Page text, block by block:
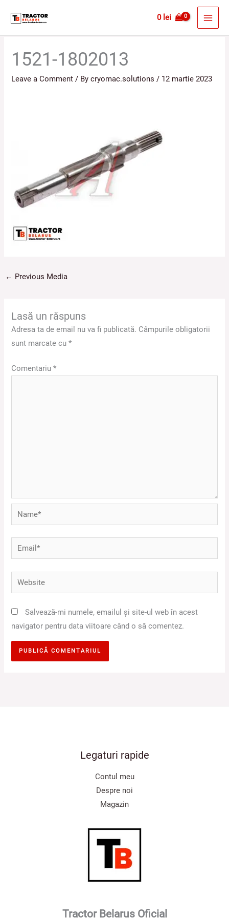
content
0 lei
1521-1802013
Leave a Comment / Bycryomac.solutions/ 12 martie 2023
← Previous Media
Lasă un răspuns
Adresa ta de email nu va fi publicată. Câmpurile obligatorii
sunt marcate cu*
Comentariu*
Name*
Email*
Website
Salvează-mi numele, emailul și site-ul web în acest
navigator pentru data viitoare când o să comentez.
Legaturi rapide
Contul meu
Despre noi
Magazin
Tractor Belarus Oficial